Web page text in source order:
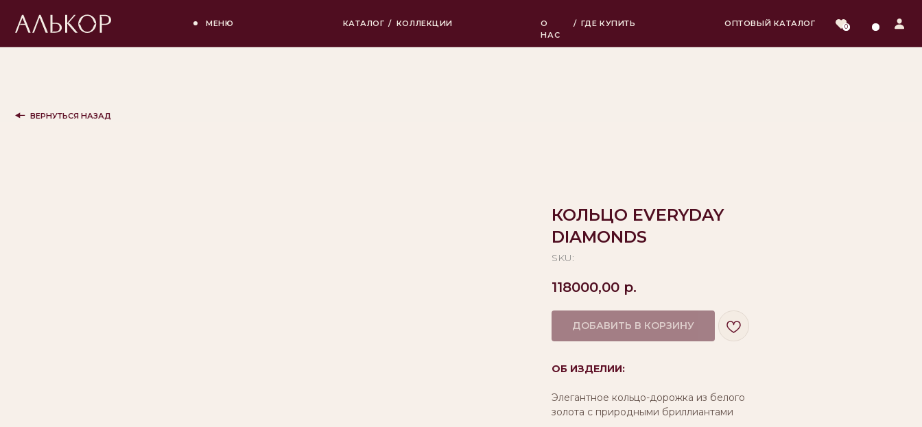
МЕНЮ КАТАЛОГ / КОЛЛЕКЦИИ ОПТОВЫЙ КАТАЛОГ
ГДЕ КУПИТЬ 0
КОЛЬЦО EVERYDAY
DIAMONDS
SKU:
118000,00 р.
ДОБАВИТЬ В КОРЗИНУ
ОБ ИЗДЕЛИИ:
Элегантное кольцо-дорожка из белого
золота с природными бриллиантами